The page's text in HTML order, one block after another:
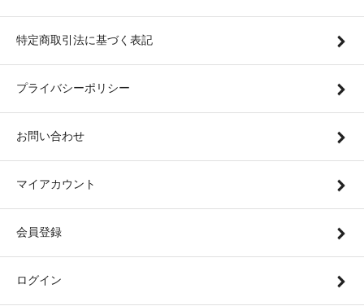
特定商取引法に基づく表記
プライバシーポリシー
お問い合わせ
マイアカウント
会員登録
ログイン